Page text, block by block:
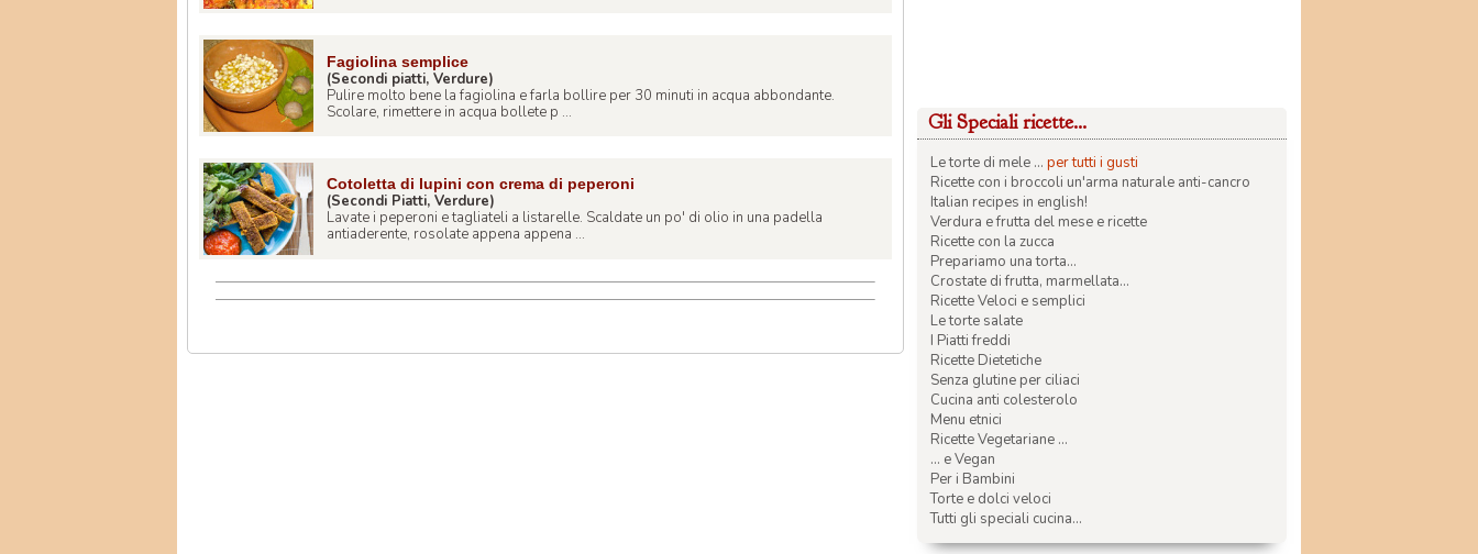
Fagiolina semplice
(Secondi piatti, Verdure)
Pulire molto bene la fagiolina e farla bollire per 30 minuti in acqua abbondante.
Scolare, rimettere in acqua bollete p ...
Cotoletta di lupini con crema di peperoni
(Secondi Piatti, Verdure)
Lavate i peperoni e tagliateli a listarelle. Scaldate un po' di olio in una padella
antiaderente, rosolate appena appena ...
Gli Speciali ricette...
Le torte di mele ... per tutti i gusti
Ricette con i broccoli un'arma naturale anti-cancro
Italian recipes in english!
Verdura e frutta del mese e ricette
Ricette con la zucca
Prepariamo una torta...
Crostate di frutta, marmellata...
Ricette Veloci e semplici
Le torte salate
I Piatti freddi
Ricette Dietetiche
Senza glutine per ciliaci
Cucina anti colesterolo
Menu etnici
Ricette Vegetariane ...
... e Vegan
Per i Bambini
Torte e dolci veloci
Tutti gli speciali cucina...